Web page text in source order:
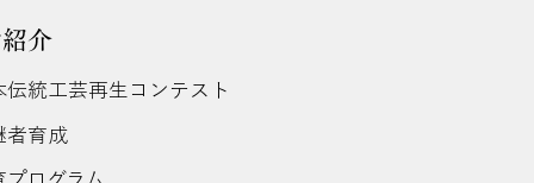
介
伝統工芸再生コンテスト
者育成